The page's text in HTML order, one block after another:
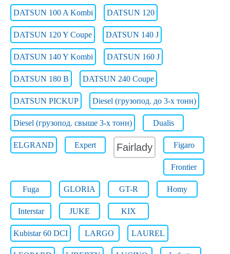
DATSUN 100 A Kombi DATSUN 120
DATSUN 120 Y Coupe DATSUN 140 J
DATSUN 140 Y Kombi DATSUN 160 J
DATSUN 180 B DATSUN 240 Coupe
DATSUN PICKUP Diesel (грузопод. до 3-х тонн)
Diesel (грузопод. свыше 3-х тонн) Dualis
ELGRAND Expert Fairlady Figaro
Frontier
Fuga GLORIA GT-R Homy
Interstar JUKE KIX
Kubistar 60 DCI LARGO LAUREL